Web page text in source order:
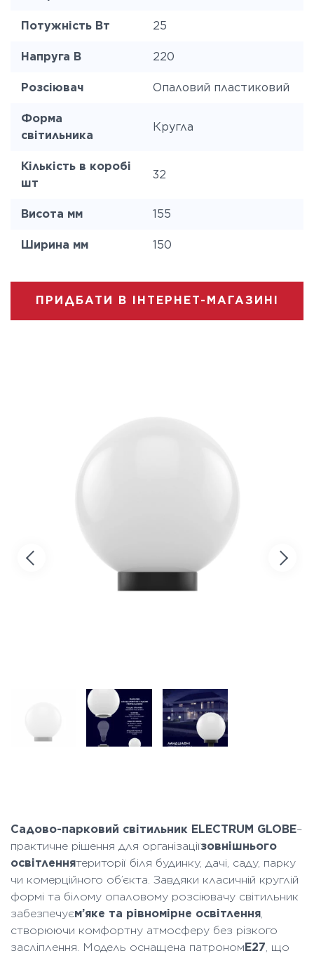
Потужність Вт 25
Напруга В 220
Розсіювач Опаловий пластиковий
Форма
світильника
Кругла
Кількість в коробі
шт
32
Висота мм 155
Ширина мм 150
ПРИДБАТИ В ІНТЕРНЕТ-МАГАЗИНІ
Садово-парковий світильник ELECTRUM GLOBE–
практичне рішення для організаціїзовнішнього
освітленнятериторії біля будинку, дачі, саду, парку
чи комерційного об’єкта. Завдяки класичній круглій
формі та білому опаловому розсіювачу світильник
забезпечуєм’яке та рівномірне освітлення,
створюючи комфортну атмосферу без різкого
засліплення. Модель оснащена патроном E27, що